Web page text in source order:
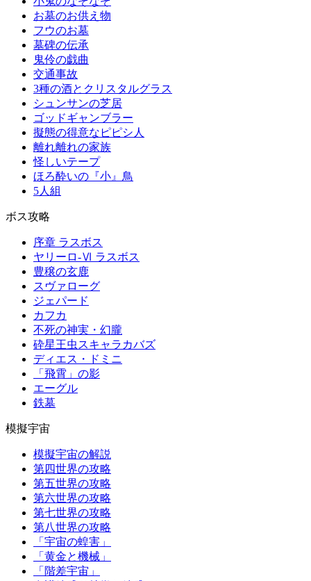
お墓のお供え物
フウのお墓
墓碑の伝承
鬼伶の戯曲
交通事故
3種の酒とクリスタルグラス
シュンサンの芝居
ゴッドギャンブラー
擬態の得意なピピシ人
離れ離れの家族
怪しいテープ
ほろ酔いの『小』鳥
5人組
ボス攻略
序章 ラスボス
ヤリーロ-Ⅵ ラスボス
豊穣の玄鹿
スヴァローグ
ジェパード
カフカ
不死の神実・幻朧
砕星王虫スキャラカバズ
ディエス・ドミニ
「飛霄」の影
エーグル
鉄墓
模擬宇宙
模擬宇宙の解説
第四世界の攻略
第五世界の攻略
第六世界の攻略
第七世界の攻略
第八世界の攻略
「宇宙の蝗害」
「黄金と機械」
「階差宇宙」